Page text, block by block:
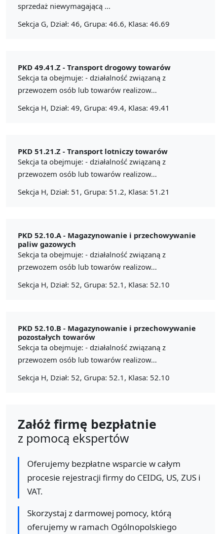
sprzedaż niewymagającą ...
Sekcja G, Dział: 46, Grupa: 46.6, Klasa: 46.69
PKD 49.41.Z - Transport drogowy towarów
Sekcja ta obejmuje: - działalność związaną z
przewozem osób lub towarów realizow...
Sekcja H, Dział: 49, Grupa: 49.4, Klasa: 49.41
PKD 51.21.Z - Transport lotniczy towarów
Sekcja ta obejmuje: - działalność związaną z
przewozem osób lub towarów realizow...
Sekcja H, Dział: 51, Grupa: 51.2, Klasa: 51.21
PKD 52.10.A - Magazynowanie i przechowywanie
paliw gazowych
Sekcja ta obejmuje: - działalność związaną z
przewozem osób lub towarów realizow...
Sekcja H, Dział: 52, Grupa: 52.1, Klasa: 52.10
PKD 52.10.B - Magazynowanie i przechowywanie
pozostałych towarów
Sekcja ta obejmuje: - działalność związaną z
przewozem osób lub towarów realizow...
Sekcja H, Dział: 52, Grupa: 52.1, Klasa: 52.10
Załóż firmę bezpłatnie
z pomocą ekspertów
Oferujemy bezpłatne wsparcie w całym
procesie rejestracji firmy do CEIDG, US, ZUS i
VAT.
Skorzystaj z darmowej pomocy, którą
oferujemy w ramach Ogólnopolskiego